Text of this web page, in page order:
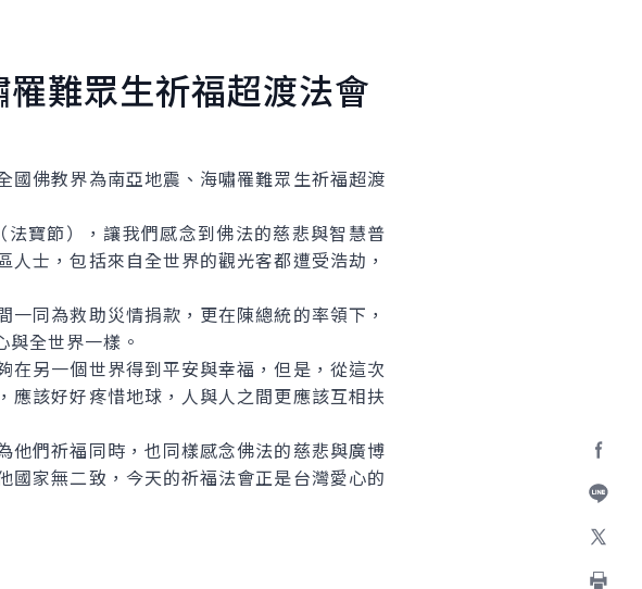
加入好
難眾生祈福超渡法會
佛教界為南亞地震、海嘯罹難眾生祈福超渡
寶節），讓我們感念到佛法的慈悲與智慧普
士，包括來自全世界的觀光客都遭受浩劫，
同為救助災情捐款，更在陳總統的率領下，
全世界一樣。
另一個世界得到平安與幸福，但是，從這次
該好好疼惜地球，人與人之間更應該互相扶
們祈福同時，也同樣感念佛法的慈悲與廣博
家無二致，今天的祈福法會正是台灣愛心的